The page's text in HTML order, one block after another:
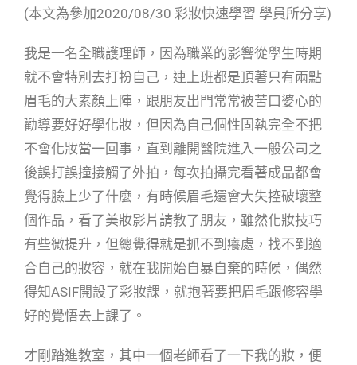
(本文為參加2020/08/30 彩妝快速學習 學員所分享)
我是一名全職護理師，因為職業的影響從學生時期
就不會特別去打扮自己，連上班都是頂著只有兩點
眉毛的大素顏上陣，跟朋友出門常常被苦口婆心的
勸導要好好學化妝，但因為自己個性固執完全不把
不會化妝當一回事，直到離開醫院進入一般公司之
後誤打誤撞接觸了外拍，每次拍攝完看著成品都會
覺得臉上少了什麼，有時候眉毛還會大失控破壞整
個作品，看了美妝影片請教了朋友，雖然化妝技巧
有些微提升，但總覺得就是抓不到癢處，找不到適
合自己的妝容，就在我開始自暴自棄的時候，偶然
得知ASIF開設了彩妝課，就抱著要把眉毛跟修容學
好的覺悟去上課了。
才剛踏進教室，其中一個老師看了一下我的妝，便